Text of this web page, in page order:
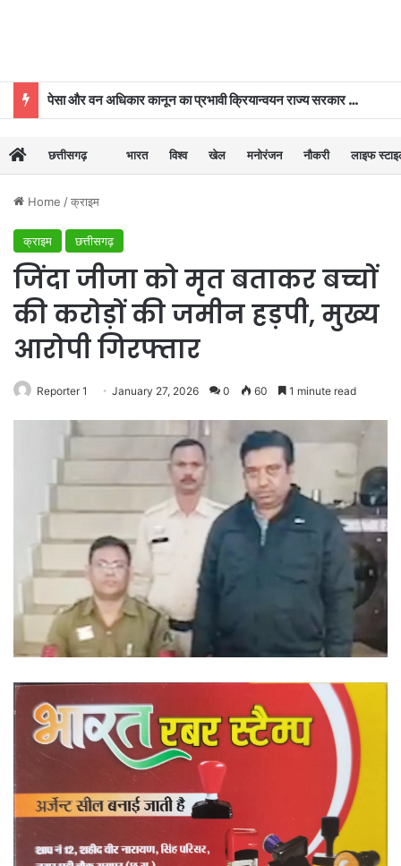
पेसा और वन अधिकार कानून का प्रभावी क्रियान्वयन राज्य सरकार की प्राथमिकताओं में शामिल : मुख्यमंत्री विष्णुदेव साय
छत्तीसगढ़ भारत विश्व खेल मनोरंजन नौकरी लाइफ
Home /क्राइम
क्राइम छत्तीसगढ़
जिंदा जीजा को मृत बताकर बच्चों
की करोड़ों की जमीन हड़पी, मुख्य
आरोपी गिरफ्तार
Reporter 1 January 27, 2026 0 60 1 minute read